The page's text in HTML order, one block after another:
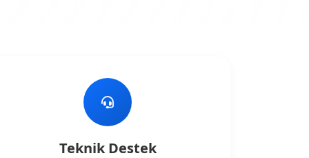
Teknik Destek